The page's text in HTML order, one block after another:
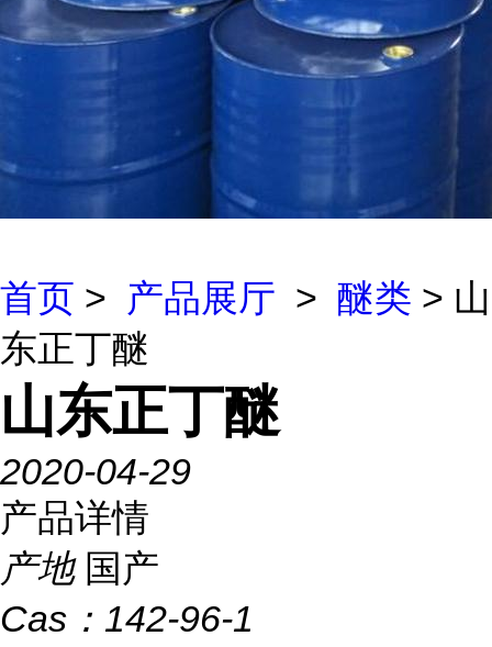
首页 > 产品展厅 > 醚类 > 山
东正丁醚
山东正丁醚
2020-04-29
产品详情
产地 国产
Cas： 142-96-1